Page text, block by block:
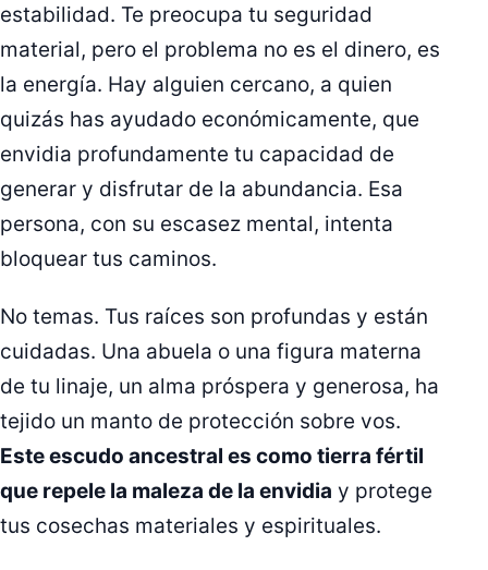
estabilidad. Te preocupa tu seguridad
material, pero el problema no es el dinero, es
la energía. Hay alguien cercano, a quien
quizás has ayudado económicamente, que
envidia profundamente tu capacidad de
generar y disfrutar de la abundancia. Esa
persona, con su escasez mental, intenta
bloquear tus caminos.
No temas. Tus raíces son profundas y están
cuidadas. Una abuela o una figura materna
de tu linaje, un alma próspera y generosa, ha
tejido un manto de protección sobre vos.
Este escudo ancestral es como tierra fértil
que repele la maleza de la envidia y protege
tus cosechas materiales y espirituales.